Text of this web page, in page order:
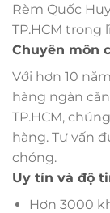
Rèm Quốc
TP.HCM trong
Chuyên môn
Với hơn 10
hàng ngàn
TP.HCM,
hàng. Tư vấn
chóng.
Uy tín và độ
Hơn 3000